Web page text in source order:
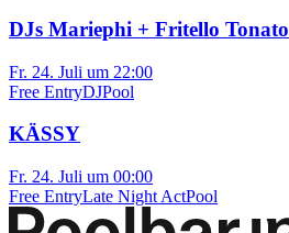
DJs Mariephi + Fritello Tonato
Fr. 24. Juli um 22:00
Free EntryDJPool
KÄSSY
Fr. 24. Juli um 00:00
Free EntryLate Night ActPool